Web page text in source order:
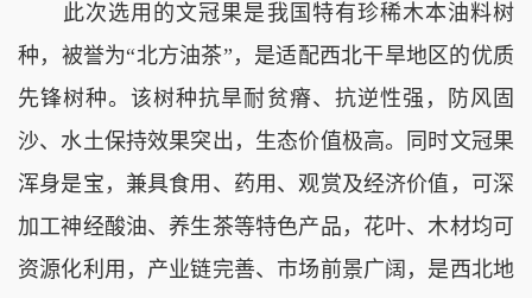
此次选用的文冠果是我国特有珍稀木本油料树
种，被誉为“北方油茶”，是适配西北干旱地区的优质
先锋树种。该树种抗旱耐贫瘠、抗逆性强，防风固
沙、水土保持效果突出，生态价值极高。同时文冠果
浑身是宝，兼具食用、药用、观赏及经济价值，可深
加工神经酸油、养生茶等特色产品，花叶、木材均可
资源化利用，产业链完善、市场前景广阔，是西北地